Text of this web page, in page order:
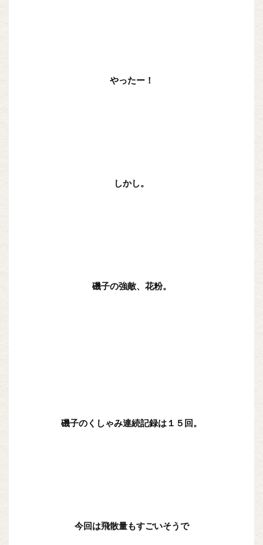
やったー！
しかし。
磯子の強敵、花粉。
磯子のくしゃみ連続記録は１５回。
今回は飛散量もすごいそうで